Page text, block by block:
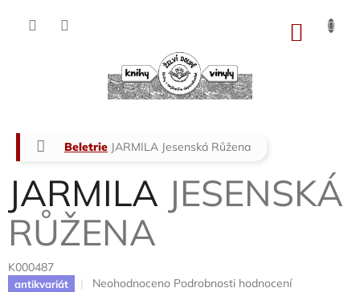
Domů
Beletrie JARMILA Jesenská Růžena
JARMILA JESENSKÁ
RŮŽENA
K000487
antikvariát
Průměrné
Neohodnoceno Podrobnosti hodnocení